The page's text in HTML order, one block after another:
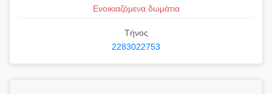
Ενοικιαζόμενα δωμάτια
Τήνος
2283022753